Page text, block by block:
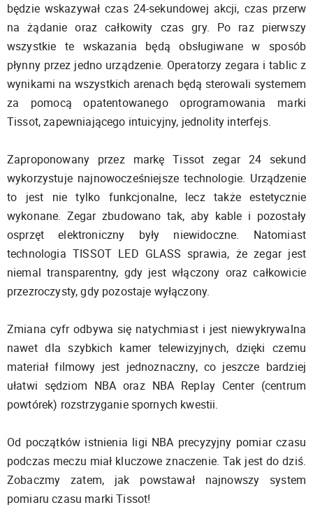
będzie wskazywał czas 24-sekundowej akcji, czas przerw
na żądanie oraz całkowity czas gry. Po raz pierwszy
wszystkie te wskazania będą obsługiwane w sposób
płynny przez jedno urządzenie. Operatorzy zegara i tablic z
wynikami na wszystkich arenach będą sterowali systemem
za pomocą opatentowanego oprogramowania marki
Tissot, zapewniającego intuicyjny, jednolity interfejs.
Zaproponowany przez markę Tissot zegar 24 sekund
wykorzystuje najnowocześniejsze technologie. Urządzenie
to jest nie tylko funkcjonalne, lecz także estetycznie
wykonane. Zegar zbudowano tak, aby kable i pozostały
osprzęt elektroniczny były niewidoczne. Natomiast
technologia TISSOT LED GLASS sprawia, że zegar jest
niemal transparentny, gdy jest włączony oraz całkowicie
przezroczysty, gdy pozostaje wyłączony.
Zmiana cyfr odbywa się natychmiast i jest niewykrywalna
nawet dla szybkich kamer telewizyjnych, dzięki czemu
materiał filmowy jest jednoznaczny, co jeszcze bardziej
ułatwi sędziom NBA oraz NBA Replay Center (centrum
powtórek) rozstrzyganie spornych kwestii.
Od początków istnienia ligi NBA precyzyjny pomiar czasu
podczas meczu miał kluczowe znaczenie. Tak jest do dziś.
Zobaczmy zatem, jak powstawał najnowszy system
pomiaru czasu marki Tissot!